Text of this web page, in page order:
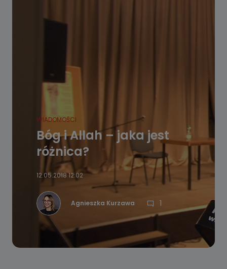
WIADOMOŚCI
Bóg i Allah – jaka jest
różnica?
12.05.2018 12:02
Agnieszka Kurzawa 1